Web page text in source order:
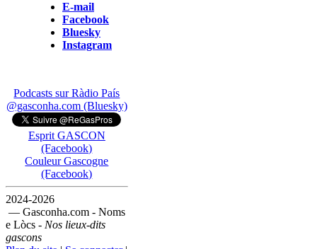
E-mail
Facebook
Bluesky
Instagram
Podcasts sur Ràdio País
@gasconha.com (Bluesky)
Esprit GASCON
(Facebook)
Couleur Gascogne
(Facebook)
2024-2026
— Gasconha.com - Noms
e Lòcs - Nos lieux-dits
gascons